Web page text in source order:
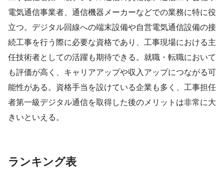
電気通信事業者、通信機器メーカーなどでの業務に特に役
立つ。デジタル回線への端末設備や自営電気通信設備の接
続工事を行う際に必要な資格であり、工事現場における主
任技術者としての活躍も期待できる。就職・転職において
も評価が高く、キャリアアップや収入アップにつながる可
能性がある。資格手当を設けている企業も多く、工事担任
者第一級デジタル通信を取得した後のメリットは非常に大
きいといえる。
ランキング表